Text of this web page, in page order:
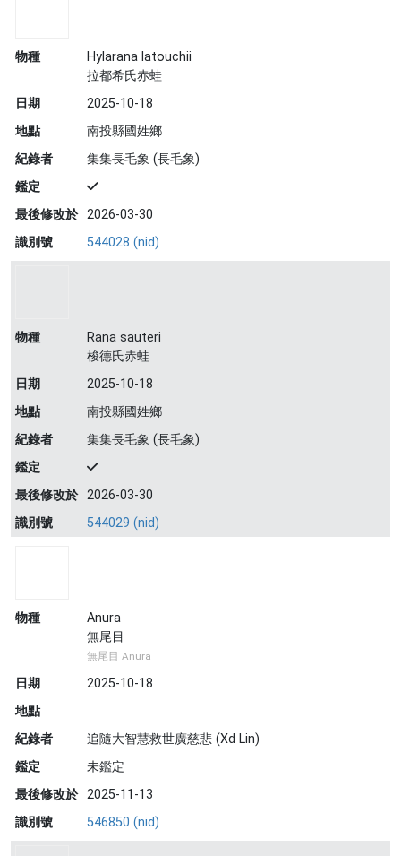
物種
Hylarana latouchii
拉都希氏赤蛙
日期
2025-10-18
地點
南投縣國姓鄉
紀錄者
集集長毛象 (長毛象)
鑑定
最後修改於 2026-03-30
識別號
544028 (nid)
物種
Rana sauteri
梭德氏赤蛙
日期
2025-10-18
地點
南投縣國姓鄉
紀錄者
集集長毛象 (長毛象)
鑑定
最後修改於 2026-03-30
識別號
544029 (nid)
物種
Anura
無尾目
無尾目 Anura
日期
2025-10-18
地點
紀錄者
追隨大智慧救世廣慈悲 (Xd Lin)
鑑定
未鑑定
最後修改於 2025-11-13
識別號
546850 (nid)